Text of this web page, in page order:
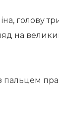
голову
на
пальцем